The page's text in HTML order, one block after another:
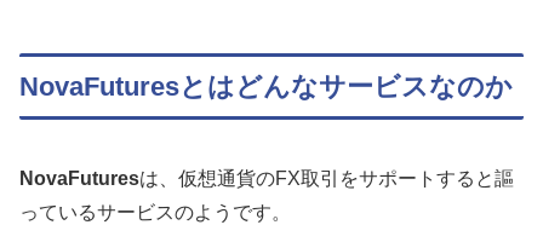
NovaFuturesとはどんなサービスなのか
NovaFuturesは、仮想通貨のFX取引をサポートすると謳
っているサービスのようです。